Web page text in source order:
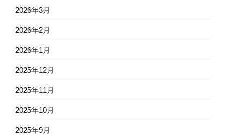
2026年3月
2026年2月
2026年1月
2025年12月
2025年11月
2025年10月
2025年9月